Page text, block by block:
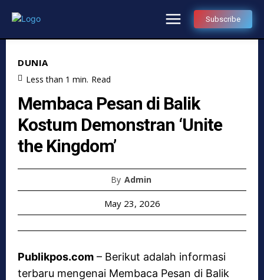
Subscribe
DUNIA
Less than 1 min. Read
Membaca Pesan di Balik
Kostum Demonstran ‘Unite
the Kingdom’
By Admin
May 23, 2026
Publikpos.com – Berikut adalah informasi
terbaru mengenai Membaca Pesan di Balik